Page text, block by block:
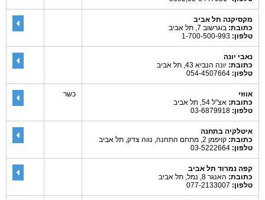
מקסיקנה תל אביב
כתובת: בוגרשוב 7, תל אביב
טלפון:
נאבי יונה
כתובת: יונה הנביא 43, תל אביב
טלפון:
אווזי
כתובת: אצ"ל 54, תל אביב
טלפון:
כשר
איטלקיה בתחנה
כתובת: קויפמן 2, מתחם התחנה, נווה צדק, תל אביב
טלפון:
קפה נמרוד תל אביב
כתובת: האנגר 8, נמל, תל אביב
טלפון: